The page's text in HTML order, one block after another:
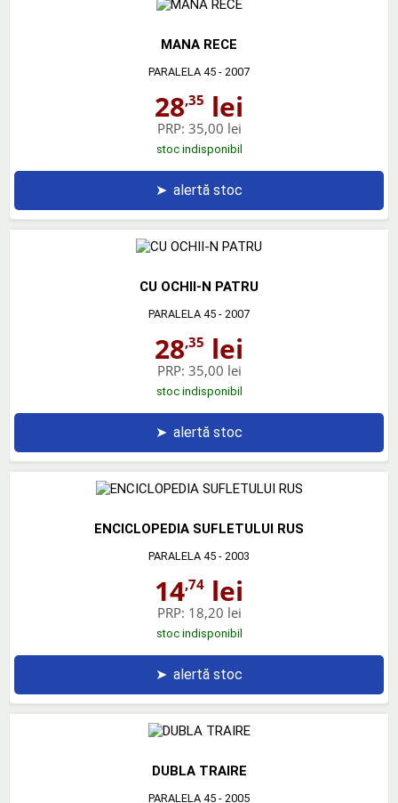
MANA RECE
PARALELA 45 - 2007
28,35 lei
PRP: 35,00 lei
stoc indisponibil
➤ alertă stoc
CU OCHII-N PATRU
PARALELA 45 - 2007
28,35 lei
PRP: 35,00 lei
stoc indisponibil
➤ alertă stoc
ENCICLOPEDIA SUFLETULUI RUS
PARALELA 45 - 2003
14,74 lei
PRP: 18,20 lei
stoc indisponibil
➤ alertă stoc
DUBLA TRAIRE
PARALELA 45 - 2005